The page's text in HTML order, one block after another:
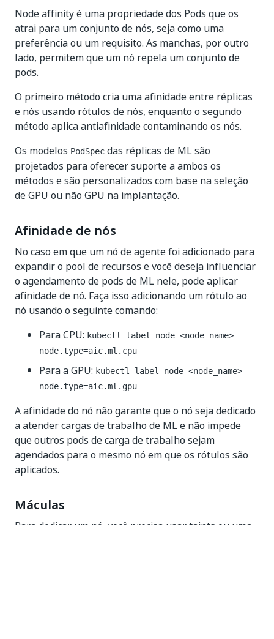
Node affinity é uma propriedade dos Pods que os
atrai para um conjunto de nós, seja como uma
preferência ou um requisito. As manchas, por outro
lado, permitem que um nó repela um conjunto de
pods.
O primeiro método cria uma afinidade entre réplicas
e nós usando rótulos de nós, enquanto o segundo
método aplica antiafinidade contaminando os nós.
Os modelos PodSpec das réplicas de ML são
projetados para oferecer suporte a ambos os
métodos e são personalizados com base na seleção
de GPU ou não GPU na implantação.
Afinidade de nós
No caso em que um nó de agente foi adicionado para
expandir o pool de recursos e você deseja influenciar
o agendamento de pods de ML nele, pode aplicar
afinidade de nó. Faça isso adicionando um rótulo ao
nó usando o seguinte comando:
Para CPU: kubectl label node <node_name>
node.type=aic.ml.cpu
Para a GPU: kubectl label node <node_name>
node.type=aic.ml.gpu
A afinidade do nó não garante que o nó seja dedicado
a atender cargas de trabalho de ML e não impede
que outros pods de carga de trabalho sejam
agendados para o mesmo nó em que os rótulos são
aplicados.
Máculas
Para dedicar um nó, você precisa usar taints ou uma